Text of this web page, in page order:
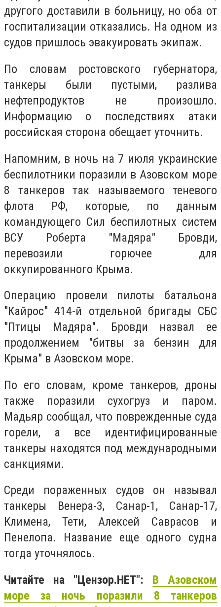
другого доставили в больницу, но оба от
госпитализации отказались. На одном из
судов пришлось эвакуировать экипаж.
По словам ростовского губернатора,
танкеры были пустыми, разлива
нефтепродуктов не произошло.
Информацию о последствиях атаки
российская сторона обещает уточнить.
Напомним, в ночь на 7 июля украинские
беспилотники поразили в Азовском море
8 танкеров так называемого теневого
флота РФ, которые, по данным
командующего Сил беспилотных систем
ВСУ Роберта "Мадяра" Бровди,
перевозили горючее для
оккупированного Крыма.
Операцию провели пилоты батальона
"Кайрос" 414-й отдельной бригады СБС
"Птицы Мадяра". Бровди назвал ее
продолжением "битвы за бензин для
Крыма" в Азовском море.
По его словам, кроме танкеров, дроны
также поразили сухогруз и паром.
Мадьяр сообщал, что поврежденные суда
горели, а все идентифицированные
танкеры находятся под международными
санкциями.
Среди пораженных судов он называл
танкеры Венера-3, Санар-1, Санар-17,
Климена, Тети, Алексей Саврасов и
Пенелопа. Название еще одного судна
тогда уточнялось.
Читайте на "Цензор.НЕТ": В Азовском
море за ночь поразили 8 танкеров